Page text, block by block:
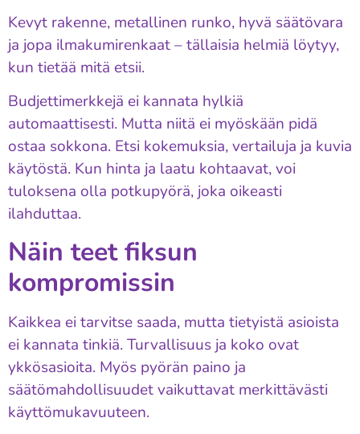
Kevyt rakenne, metallinen runko, hyvä säätövara
ja jopa ilmakumirenkaat – tällaisia helmiä löytyy,
kun tietää mitä etsii.
Budjettimerkkejä ei kannata hylkiä
automaattisesti. Mutta niitä ei myöskään pidä
ostaa sokkona. Etsi kokemuksia, vertailuja ja kuvia
käytöstä. Kun hinta ja laatu kohtaavat, voi
tuloksena olla potkupyörä, joka oikeasti
ilahduttaa.
Näin teet fiksun
kompromissin
Kaikkea ei tarvitse saada, mutta tietyistä asioista
ei kannata tinkiä. Turvallisuus ja koko ovat
ykkösasioita. Myös pyörän paino ja
säätömahdollisuudet vaikuttavat merkittävästi
käyttömukavuuteen.